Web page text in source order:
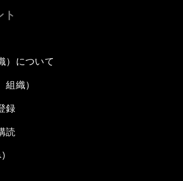
ト
）について
織）
録
読